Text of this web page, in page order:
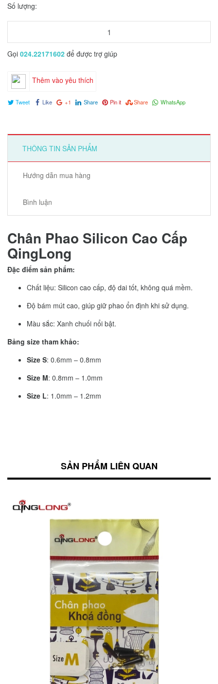
Số lượng:
Gọi 024.22171602 để được trợ giúp
Thêm vào yêu thích
Tweet Like +1 Share Pin it Share WhatsApp
THÔNG TIN SẢN PHẨM
Hướng dẫn mua hàng
Bình luận
Chân Phao Silicon Cao Cấp
QingLong
Đặc điểm sản phẩm:
Chất liệu: Silicon cao cấp, độ dai tốt, không quá mềm.
Độ bám mút cao, giúp giữ phao ổn định khi sử dụng.
Màu sắc: Xanh chuối nổi bật.
Bảng size tham khảo:
Size S: 0.6mm – 0.8mm
Size M: 0.8mm – 1.0mm
Size L: 1.0mm – 1.2mm
SẢN PHẨM LIÊN QUAN